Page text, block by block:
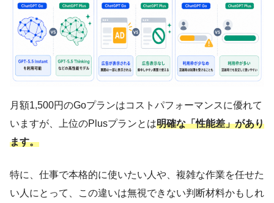
月額1,500円のGoプランはコストパフォーマンスに優れて
いますが、上位のPlusプランとは明確な「性能差」があり
ます。
特に、仕事で本格的に使いたい人や、複雑な作業を任せた
い人にとって、この違いは無視できない判断材料かもしれ